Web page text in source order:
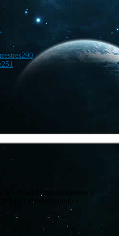
290
251
la verdad de los fenómenos y
en nuestro mundo.»